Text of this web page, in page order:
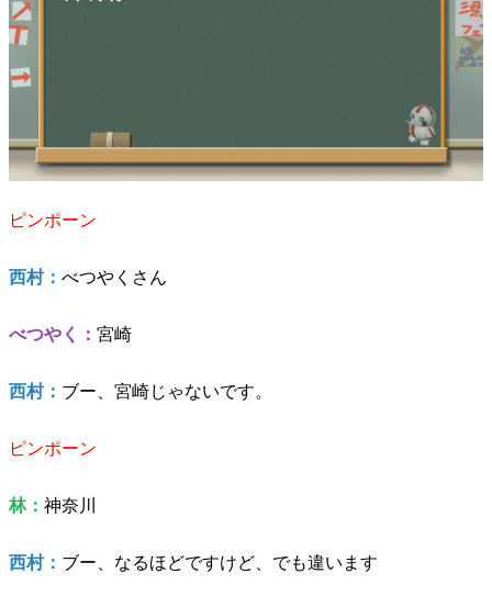
ピンポーン
西村： べつやくさん
べつやく： 宮崎
西村： ブー、宮崎じゃないです。
ピンポーン
林： 神奈川
西村： ブー、なるほどですけど、でも違います